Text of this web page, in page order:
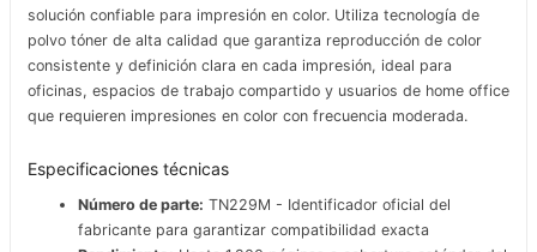
solución confiable para impresión en color. Utiliza tecnología de
polvo tóner de alta calidad que garantiza reproducción de color
consistente y definición clara en cada impresión, ideal para
oficinas, espacios de trabajo compartido y usuarios de home office
que requieren impresiones en color con frecuencia moderada.
Especificaciones técnicas
Número de parte: TN229M - Identificador oficial del
fabricante para garantizar compatibilidad exacta